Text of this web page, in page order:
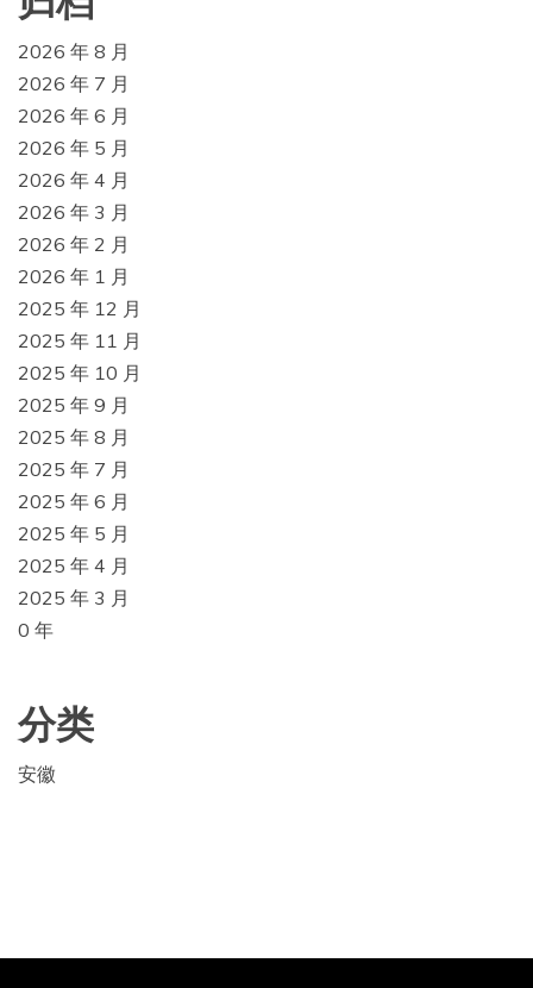
2026 年 8 月
2026 年 7 月
2026 年 6 月
2026 年 5 月
2026 年 4 月
2026 年 3 月
2026 年 2 月
2026 年 1 月
2025 年 12 月
2025 年 11 月
2025 年 10 月
2025 年 9 月
2025 年 8 月
2025 年 7 月
2025 年 6 月
2025 年 5 月
2025 年 4 月
2025 年 3 月
0 年
分类
安徽